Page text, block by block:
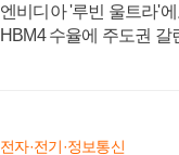
엔비디아 '루빈 울트라'
HBM4 수율에 주도권 갈
전자·전기·정보통신